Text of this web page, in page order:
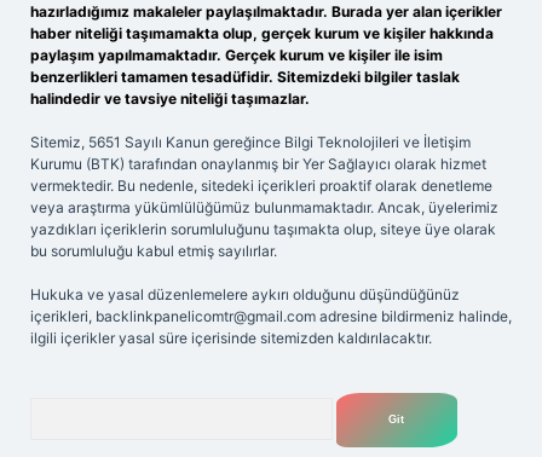
hazırladığımız makaleler paylaşılmaktadır. Burada yer alan içerikler
haber niteliği taşımamakta olup, gerçek kurum ve kişiler hakkında
paylaşım yapılmamaktadır. Gerçek kurum ve kişiler ile isim
benzerlikleri tamamen tesadüfidir. Sitemizdeki bilgiler taslak
halindedir ve tavsiye niteliği taşımazlar.
Sitemiz, 5651 Sayılı Kanun gereğince Bilgi Teknolojileri ve İletişim
Kurumu (BTK) tarafından onaylanmış bir Yer Sağlayıcı olarak hizmet
vermektedir. Bu nedenle, sitedeki içerikleri proaktif olarak denetleme
veya araştırma yükümlülüğümüz bulunmamaktadır. Ancak, üyelerimiz
yazdıkları içeriklerin sorumluluğunu taşımakta olup, siteye üye olarak
bu sorumluluğu kabul etmiş sayılırlar.
Hukuka ve yasal düzenlemelere aykırı olduğunu düşündüğünüz
içerikleri, backlinkpanelicomtr@gmail.com adresine bildirmeniz halinde,
ilgili içerikler yasal süre içerisinde sitemizden kaldırılacaktır.